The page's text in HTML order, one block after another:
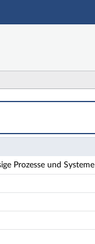
Prozesse und Systeme